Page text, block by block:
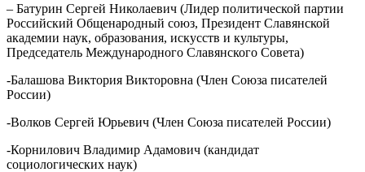
– Батурин Сергей Николаевич (Лидер политической партии
Российский Общенародный союз, Президент Славянской
академии наук, образования, искусств и культуры,
Председатель Международного Славянского Совета)
-Балашова Виктория Викторовна (Член Союза писателей
России)
-Волков Сергей Юрьевич (Член Союза писателей России)
-Корнилович Владимир Адамович (кандидат
социологических наук)